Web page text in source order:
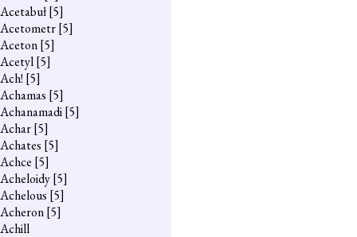
Acetabuł[5]
Acetometr[5]
Aceton[5]
Acetyl[5]
Ach! [5]
Achamas [5]
Achanamadi[5]
Achar[5]
Achates [5]
Achce [5]
Acheloidy[5]
Achelous [5]
Acheron[5]
Achill